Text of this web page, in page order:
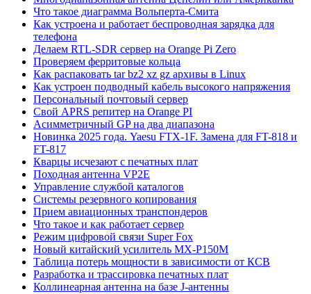
Что такое диаграмма Вольперта-Смита
Как устроена и работает беспроводная зарядка для
телефона
Делаем RTL-SDR сервер на Orange Pi Zero
Проверяем ферритовые кольца
Как распаковать tar bz2 xz gz архивы в Linux
Как устроен подводный кабель высокого напряжения
Персональный почтовый сервер
Свой APRS репитер на Orange PI
Асимметричный GP на два диапазона
Новинка 2025 года. Yaesu FTX-1F. Замена для FT-818 и
FT-817
Кварцы исчезают с печатных плат
Походная антенна VP2E
Управление службой каталогов
Системы резервного копирования
Прием авиационных транспондеров
Что такое и как работает сервер
Режим цифровой связи Super Fox
Новый китайский усилитель MX-P150M
Таблица потерь мощности в зависимости от КСВ
Разработка и трассировка печатных плат
Коллинеарная антенна на базе J-антенны